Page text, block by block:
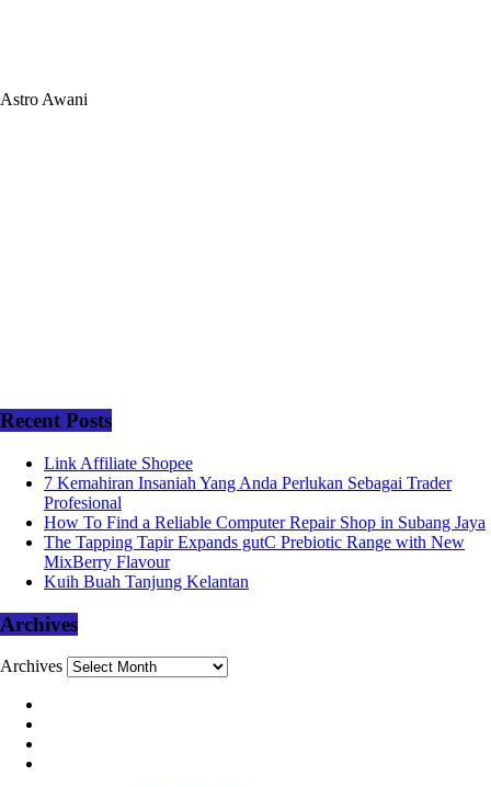
Astro Awani
Recent Posts
Link Affiliate Shopee
7 Kemahiran Insaniah Yang Anda Perlukan Sebagai Trader
Profesional
How To Find a Reliable Computer Repair Shop in Subang Jaya
The Tapping Tapir Expands gutC Prebiotic Range with New
MixBerry Flavour
Kuih Buah Tanjung Kelantan
Archives
Archives